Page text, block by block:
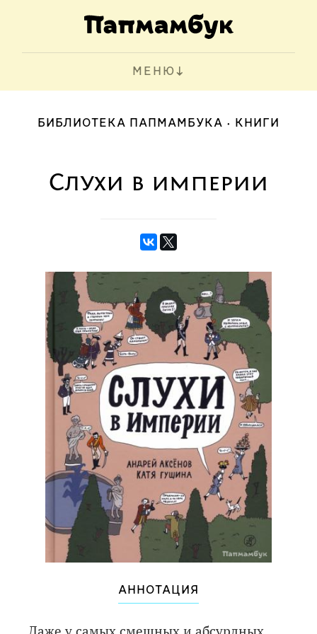
МЕНЮ
БИБЛИОТЕКА ПАПМАМБУКА КНИГИ
Слухи в империи
АННОТАЦИЯ